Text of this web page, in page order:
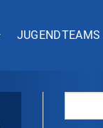
JUGENDTEAMS